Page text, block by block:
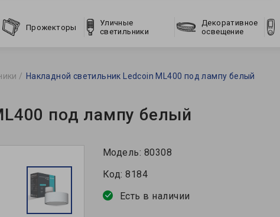
Прожекторы
Уличные
светильники
Декоративное
освещение
Накладной светильник Ledcoin ML400 под лампу белый
под лампу белый
Модель: 80308
Код: 8184
Есть в наличии